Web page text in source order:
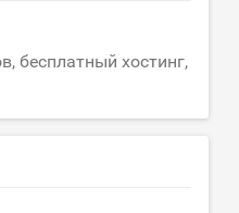
бесплатный хостинг,